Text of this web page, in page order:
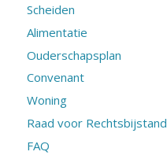
Scheiden
Alimentatie
Ouderschapsplan
Convenant
Woning
Raad voor Rechtsbijstand
FAQ